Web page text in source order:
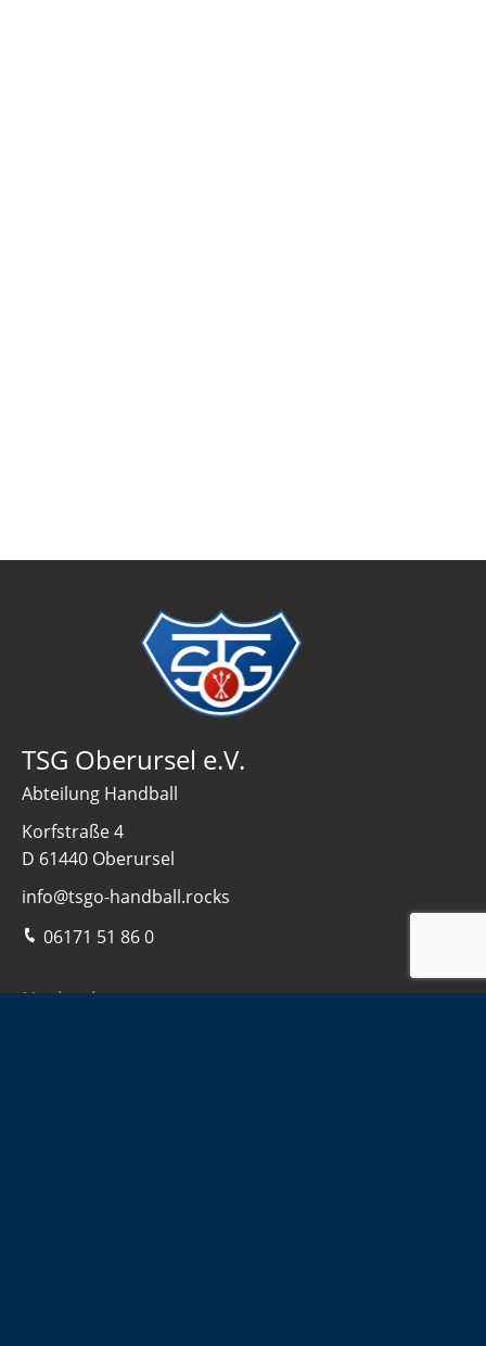
TSG Oberursel e.V.
Abteilung Handball
Korfstraße 4
D 61440 Oberursel
info@tsgo-handball.rocks
06171 51 86 0
Navigation